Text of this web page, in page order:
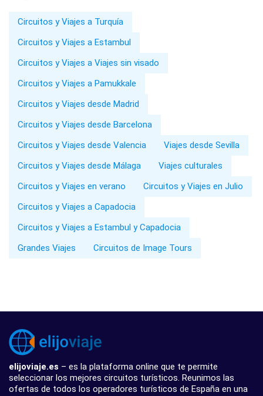
Circuitos y Viajes a Turquía
Circuitos y Viajes a Estambul
Circuitos y Viajes a Viajes sin visado
Circuitos y Viajes a Pamukkale
Circuitos y Viajes desde Madrid
Circuitos y Viajes desde Barcelona
Circuitos y Viajes desde Valencia
Viajes desde Sevilla
Circuitos y Viajes desde Málaga
Viajes culturales
Circuitos y Viajes en verano
Circuitos y Viajes en Julio
Circuitos y Viajes a Capadocia
Circuitos y Viajes a Estambul y Capadocia
Grandes Viajes
Circuitos de Image Tours
elijoviaje.es – es la plataforma online que te permite
seleccionar los mejores circuitos turísticos. Reunimos las
ofertas de todos los operadores turísticos de España en una